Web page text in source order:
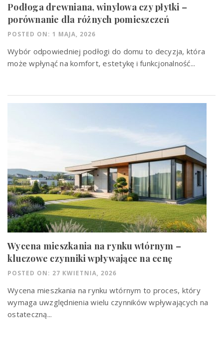
Podłoga drewniana, winylowa czy płytki –
porównanie dla różnych pomieszczeń
POSTED ON: 1 MAJA, 2026
Wybór odpowiedniej podłogi do domu to decyzja, która
może wpłynąć na komfort, estetykę i funkcjonalność...
Wycena mieszkania na rynku wtórnym –
kluczowe czynniki wpływające na cenę
POSTED ON: 27 KWIETNIA, 2026
Wycena mieszkania na rynku wtórnym to proces, który
wymaga uwzględnienia wielu czynników wpływających na
ostateczną...